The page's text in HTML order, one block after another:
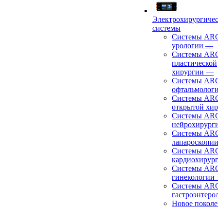
системы
Системы
урологии —
Системы
пластической
хирургии —
Системы
Системы
открытой
Системы
Системы
лапароскопии
Системы
Системы
гинекологии
Системы
Новое